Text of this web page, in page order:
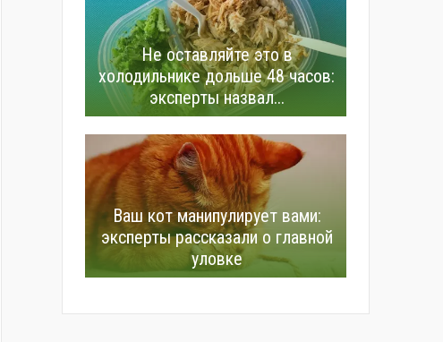
Не оставляйте это в
холодильнике дольше 48 часов:
эксперты назвал...
Ваш кот манипулирует вами:
эксперты рассказали о главной
уловке